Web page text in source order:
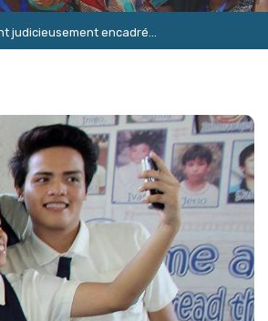
judicieusement encadré...